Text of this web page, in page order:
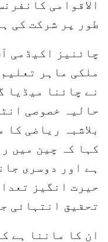
الاقوامی
طور پر شرکت کی
چائنیز اکیڈمی
ملکی ماہر
نے چائنا میڈیا
حالیہ خصوصی
بلاشبہ ریاضی
کہا کہ چین میں
ہے اور دوسری
حیرت انگیز
تحقیق انتہائی
ان کا ماننا ہے